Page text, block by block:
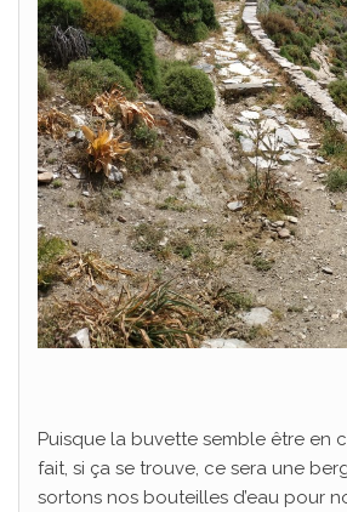
Puisque la buvette semble être en
fait, si ça se trouve, ce sera une
sortons nos bouteilles d’eau pour